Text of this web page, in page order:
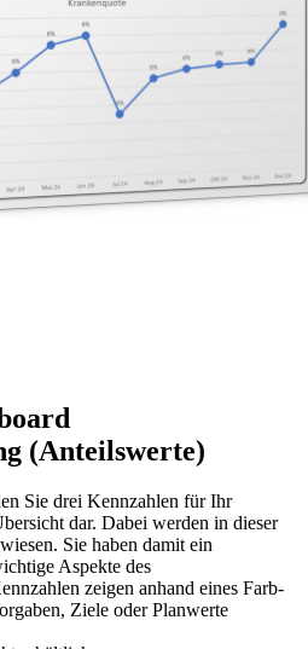
(Anteilswerte)
Sie drei Kennzahlen für Ihr
dar. Dabei werden in dieser
Sie haben damit ein
Aspekte des
zeigen anhand eines Farb-
Ziele oder Planwerte